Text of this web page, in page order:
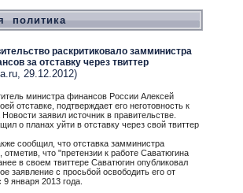
политика
раскритиковало замминистра
за отставку через твиттер
29.12.2012)
министра финансов России Алексей
отставке, подтверждает его неготовность к
заявил источник в правительстве.
о планах уйти в отставку через свой твиттер
сообщил, что отставка замминистра
что "претензии к работе Саватюгина
в своем твиттере Саватюгин опубликовал
заявление с просьбой освободить его от
января 2013 года.